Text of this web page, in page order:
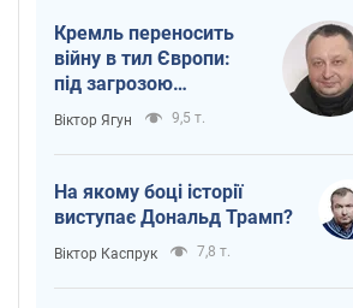
Кремль переносить
війну в тил Європи:
під загрозою
критична логістика
Віктор Ягун 9,5 т.
На якому боці історії
виступає Дональд Трамп?
Віктор Каспрук 7,8 т.